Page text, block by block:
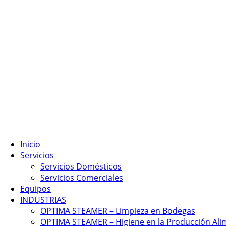
Inicio
Servicios
Servicios Domésticos
Servicios Comerciales
Equipos
INDUSTRIAS
OPTIMA STEAMER – Limpieza en Bodegas
OPTIMA STEAMER – Higiene en la Producción